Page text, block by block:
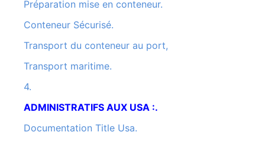
Préparation mise en conteneur.
Conteneur Sécurisé.
Transport du conteneur au port,
Transport maritime.
4.
ADMINISTRATIFS AUX USA :.
Documentation Title Usa.